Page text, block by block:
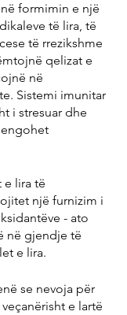
formimin e një
të lira, të
të rrezikshme
qelizat e
në
Sistemi imunitar
i stresuar dhe
e lira të
një furnizim i
- ato
në gjendje të
e lira.
se nevoja për
e lartë